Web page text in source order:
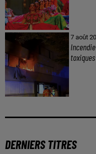
7 août
toxiques
DERNIERS TITRES